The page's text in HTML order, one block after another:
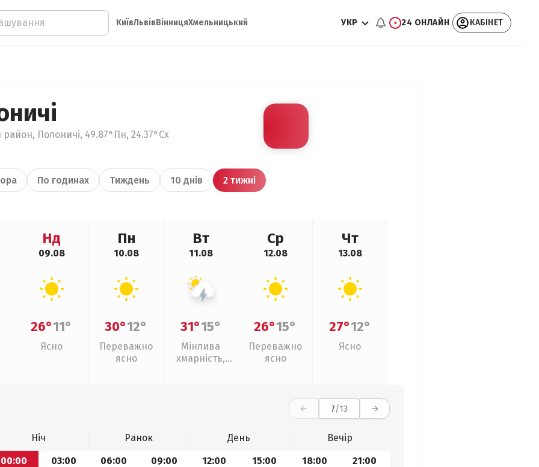
КиївЛьвівВінницяХмельницький УКР 24 ОНЛАЙН КАБІНЕТ
район, Полоничі, 49.87°Пн, 24.37°Сх
По годинах Тиждень 10 днів 2 тижні
Нд
09.08
26°11°
Ясно
Пн
10.08
30°12°
Переважно
ясно
Вт
11.08
31°15°
Мінлива
хмарність,
Ср
12.08
26°15°
Переважно
ясно
Чт
13.08
27°12°
Ясно
7/13
Ніч Ранок День
Вечір
00:00
03:00 06:00 09:00 12:00 15:00 18:00 21:00